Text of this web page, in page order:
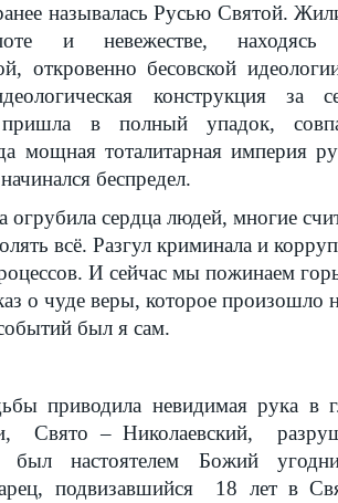
называлась Русью Святой.
и невежестве,
откровенно бесовской
конструкция за
пришла в полный упадок,
мощная тоталитарная империя
беспредел.
огрубила сердца людей, многие
всё. Разгул криминала и
И сейчас мы пожинаем
о чуде веры, которое произошло
был я сам.
приводила невидимая рука в
Свято – Николаевский,
был настоятелем Божий
подвизавшийся 18 лет в